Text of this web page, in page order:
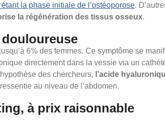
la phase initiale de l’ostéoporose.
la régénération des tissus osseux.
6% des femmes. Ce symptôme se
directement dans la vessie via un
des chercheurs, l’acide
au niveau de l’abdomen.
à prix raisonnable